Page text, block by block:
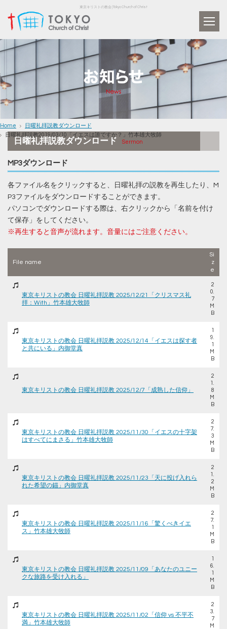
東京キリストの教会 | Tokyo Church of Christ
Home
日曜礼拝説教ダウンロード
日曜礼拝説教2019/03/10「イエスは誰ですか？」竹本雄大牧師
日曜礼拝説教ダウンロード Sermon
MP3ダウンロード
各ファイル名をクリックすると、日曜礼拝の説教を再生したり、M
P3ファイルをダウンロードすることができます。
パソコンでダウンロードする際は、右クリックから「名前を付け
て保存」をしてください。
※再生すると音声が流れます。音量にはご注意ください。
File name
Si
z
e
東京キリストの教会 日曜礼拝説教 2025/12/21「クリスマス礼
拝：With」竹本雄大牧師
2
0.
7
M
B
東京キリストの教会 日曜礼拝説教 2025/12/14「イエスは探す者
と共にいる」内御堂真
1
9.
1
M
B
東京キリストの教会 日曜礼拝説教 2025/12/7「成熟した信仰」
2
1.
8
M
B
東京キリストの教会 日曜礼拝説教 2025/11/30「イエスの十字架
はすべてにまさる」竹本雄大牧師
2
7.
3
M
B
東京キリストの教会 日曜礼拝説教 2025/11/23「天に投げ入れら
れた希望の錨」内御堂真
2
1.
2
M
B
東京キリストの教会 日曜礼拝説教 2025/11/16「驚くべきイエ
ス」竹本雄大牧師
2
7.
1
M
B
東京キリストの教会 日曜礼拝説教 2025/11/09「あなたのユニー
クな旅路を受け入れる」
1
6.
1
M
B
東京キリストの教会 日曜礼拝説教 2025/11/02「信仰 vs 不平不
満」竹本雄大牧師
2
3.
7
M